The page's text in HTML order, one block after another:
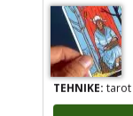
TEHNIKE:tarot